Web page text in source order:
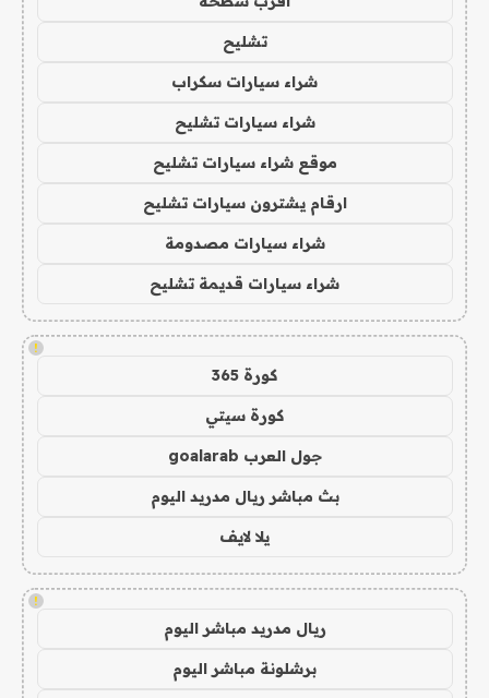
تشليح
شراء سيارات سكراب
شراء سيارات تشليح
موقع شراء سيارات تشليح
ارقام يشترون سيارات تشليح
شراء سيارات مصدومة
شراء سيارات قديمة تشليح
!
كورة 365
كورة سيتي
جول العرب goalarab
بث مباشر ريال مدريد اليوم
يلا لايف
!
ريال مدريد مباشر اليوم
برشلونة مباشر اليوم